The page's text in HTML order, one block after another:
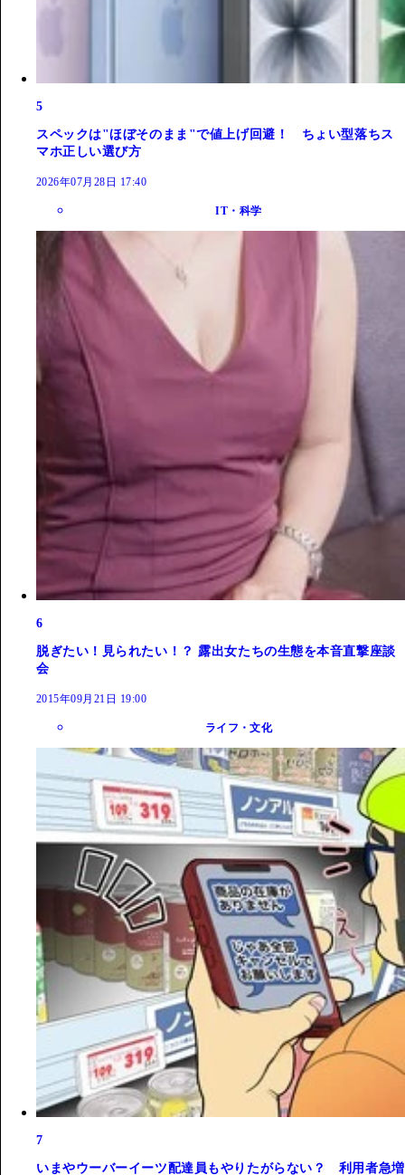
5
スペックは"ほぼそのまま"で値上げ回避！ ちょい型落ちス
マホ正しい選び方
2026年07月28日 17:40
IT・科学
6
脱ぎたい！見られたい！？ 露出女たちの生態を本音直撃座談
会
2015年09月21日 19:00
ライフ・文化
7
いまやウーバーイーツ配達員もやりたがらない？ 利用者急増